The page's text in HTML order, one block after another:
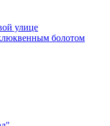
улице
болотом